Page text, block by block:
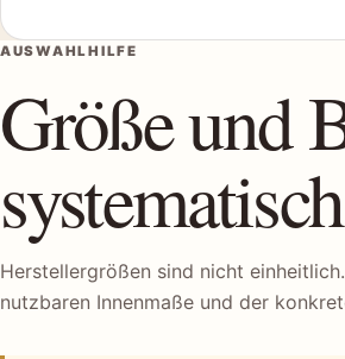
AUSWAHLHILFE
Größe und
Herstellergrößen sind nicht
nutzbaren Innenmaße und der